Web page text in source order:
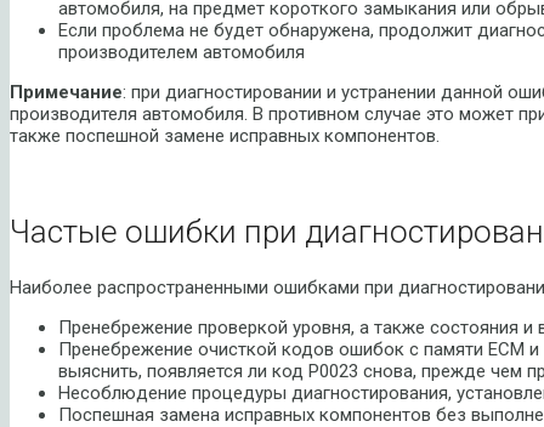
автомобиля, на предмет короткого замыкания или
Если проблема не будет обнаружена, продолжит
производителем автомобиля
Примечание: при диагностировании и устранении данной
производителя автомобиля. В противном случае это может
также поспешной замене исправных компонентов.
Частые ошибки при
Наиболее распространенными ошибками при
Пренебрежение проверкой уровня, а также состояния и
Пренебрежение очисткой кодов ошибок с памяти ECM
выяснить, появляется ли код P0023 снова, прежде чем
Несоблюдение процедуры диагностирования,
Поспешная замена исправных компонентов без